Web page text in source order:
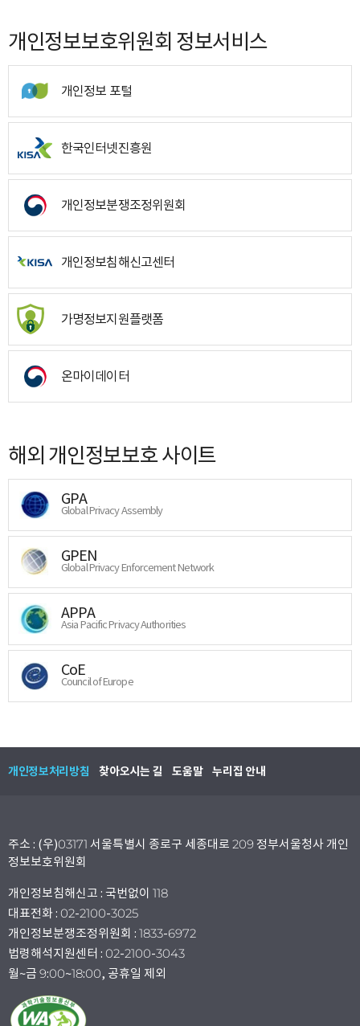
개인정보보호위원회 정보서비스
개인정보 포털
한국인터넷진흥원
개인정보분쟁조정위원회
개인정보침해신고센터
가명정보지원플랫폼
온마이데이터
해외 개인정보보호 사이트
GPA
Global Privacy Assembly
GPEN
Global Privacy Enforcement Network
APPA
Asia Pacific Privacy Authorities
CoE
Council of Europe
개인정보처리방침 찾아오시는 길 도움말 누리집 안내
주소 : (우)03171 서울특별시 종로구 세종대로 209 정부서울청사 개인
정보보호위원회
개인정보침해신고 : 국번없이 118
대표전화 : 02-2100-3025
개인정보분쟁조정위원회 : 1833-6972
법령해석지원센터 : 02-2100-3043
월~금 9:00~18:00, 공휴일 제외